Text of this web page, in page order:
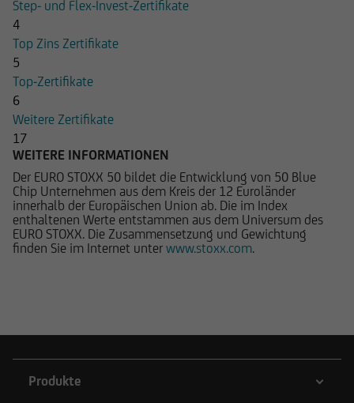
Step- und Flex-Invest-Zertifikate
4
Top Zins Zertifikate
5
Top-Zertifikate
6
Weitere Zertifikate
17
WEITERE INFORMATIONEN
Der EURO STOXX 50 bildet die Entwicklung von 50 Blue
Chip Unternehmen aus dem Kreis der 12 Euroländer
innerhalb der Europäischen Union ab. Die im Index
enthaltenen Werte entstammen aus dem Universum des
EURO STOXX. Die Zusammensetzung und Gewichtung
finden Sie im Internet unter www.stoxx.com.
Produkte